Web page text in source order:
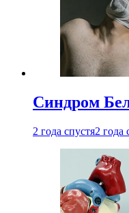
Синдром
2 года спустя2 года